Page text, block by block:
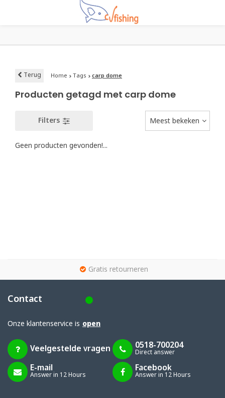
Terug Home Tags carp dome
Producten getagd met carp dome
Filters Meest bekeken
Geen producten gevonden!...
Gratis retourneren
Contact
Onze klantenservice is open
Veelgestelde vragen 0518-700204
Direct answer
E-mail
Answer in 12 Hours
Facebook
Answer in 12 Hours